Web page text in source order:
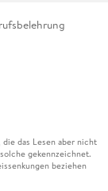
das Lesen aber nicht
gekennzeichnet.
beziehen